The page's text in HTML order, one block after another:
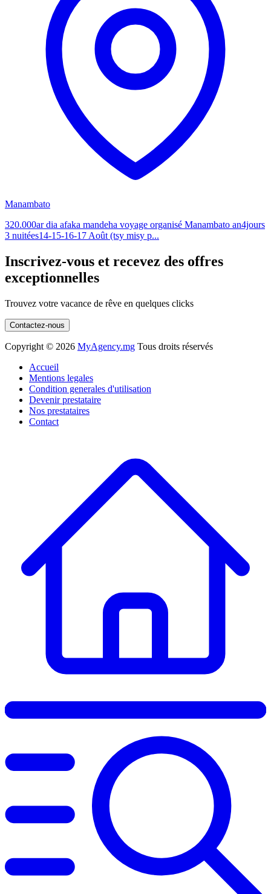
Manambato
320.000ar dia afaka mandeha voyage organisé Manambato an4jours
3 nuitées14-15-16-17 Août (tsy misy p...
Inscrivez-vous et recevez des offres
exceptionnelles
Trouvez votre vacance de rêve en quelques clicks
Contactez-nous
Copyright © 2026 MyAgency.mg Tous droits réservés
Accueil
Mentions legales
Condition generales d'utilisation
Devenir prestataire
Nos prestataires
Contact